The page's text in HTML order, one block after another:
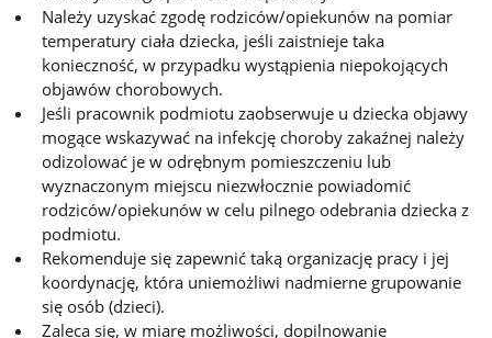
Należy uzyskać zgodę rodziców/opiekunów na pomiar
temperatury ciała dziecka, jeśli zaistnieje taka
konieczność, w przypadku wystąpienia niepokojących
objawów chorobowych.
Jeśli pracownik podmiotu zaobserwuje u dziecka objawy
mogące wskazywać na infekcję choroby zakaźnej należy
odizolować je w odrębnym pomieszczeniu lub
wyznaczonym miejscu niezwłocznie powiadomić
rodziców/opiekunów w celu pilnego odebrania dziecka z
podmiotu.
Rekomenduje się zapewnić taką organizację pracy i jej
koordynację, która uniemożliwi nadmierne grupowanie
się osób (dzieci).
Zaleca się, w miarę możliwości, dopilnowanie